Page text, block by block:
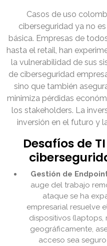
Casos de uso
ciberseguridad ya no
básica. Empresas de
hasta el retail, han
la vulnerabilidad de sus
de ciberseguridad
sino que también
minimiza pérdidas
los stakeholders. La
inversión en el futuro y
Desafíos de
Gestión de
auge del trabajo
ataque se ha
empresarial resuelve
dispositivos (laptops,
geográficamente,
acceso sea